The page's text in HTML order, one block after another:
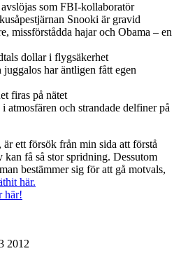
som FBI-kollaboratör
Snooki är gravid
missförstådda hajar och Obama – en
dollar i flygsäkerhet
har äntligen fått egen
firas på nätet
atmosfären och strandade delfiner på
är ett försök från min sida att förstå
få så stor spridning. Dessutom
bestämmer sig för att gå motvals,
här.
här!
2012